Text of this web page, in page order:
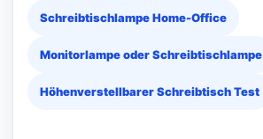
Schreibtischlampe Home-Office
Monitorlampe oder Schreibtischlampe
Höhenverstellbarer Schreibtisch Test